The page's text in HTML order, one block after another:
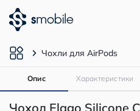
Чохли для AirPods
Опис Характеристики
Чохол Elago Silicone